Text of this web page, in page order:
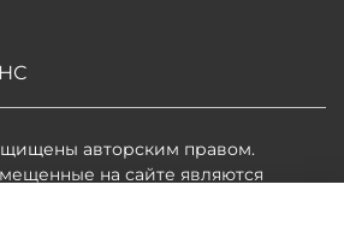
авторским правом.
на сайте являются